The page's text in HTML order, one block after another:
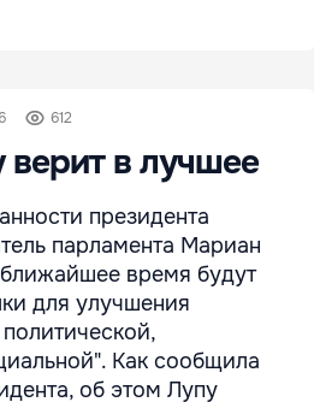
612
в лучшее
президента
парламента Мариан
время будут
для улучшения
Как сообщила
об этом Лупу